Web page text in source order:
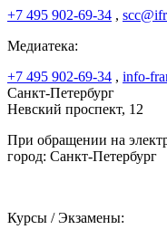
+7 495 902-69-34 ,
Медиатека:
+7 495 902-69-34 , info-
Санкт-Петербург
Невский проспект, 12
При обращении на
город: Санкт-Петербург
Курсы / Экзамены: